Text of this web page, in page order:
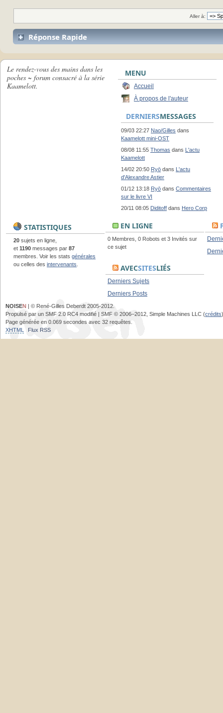
Aller à:
Réponse Rapide
Le rendez-vous des mains dans les
poches ~ forum consacré à la série
Kaamelott.
MENU
Accueil
À propos de l'auteur
DERNIERSMESSAGES
09/03 22:27 Nao/Gilles dans
Kaamelott mini-OST
08/08 11:55 Thomas dans L'actu
Kaamelott
14/02 20:50 Ryō dans L'actu
d'Alexandre Astier
01/12 13:18 Ryō dans Commentaires
sur le livre VI
20/11 08:05 Diditoff dans Hero Corp
STATISTIQUES
20 sujets en ligne,
et 1190 messages par 87
membres. Voir les stats générales
ou celles des intervenants
EN LIGNE
0 Membres, 0 Robots et 3 Invités sur
ce sujet
AVECSITESLIÉS
Derniers Sujets
Derniers Posts
NOISEN | © René-Gilles Deberdt 2005-2012.
Propulsé par un SMF 2.0 RC4 modifié | SMF © 2006–2012, Simple Machines LLC (crédits)
Page générée en 0.069 secondes avec 32 requêtes.
XHTML
Flux RSS